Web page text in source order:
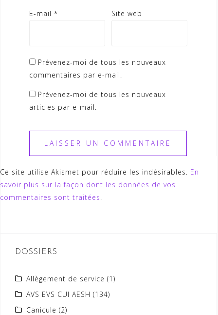
E-mail * Site web
Prévenez-moi de tous les nouveaux
commentaires par e-mail.
Prévenez-moi de tous les nouveaux
articles par e-mail.
Ce site utilise Akismet pour réduire les indésirables. En
savoir plus sur la façon dont les données de vos
commentaires sont traitées.
DOSSIERS
Allègement de service (1)
AVS EVS CUI AESH (134)
Canicule (2)